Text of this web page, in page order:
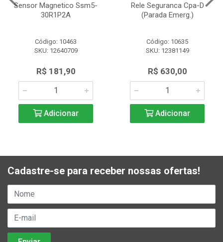
Sensor Magnetico Ssm5-
30R1P2A
Código: 10463
SKU: 12640709
R$ 181,90
Adicionar
Rele Seguranca Cpa-D
(Parada Emerg.)
Código: 10635
SKU: 12381149
R$ 630,00
Adicionar
Cadastre-se para receber nossas ofertas!